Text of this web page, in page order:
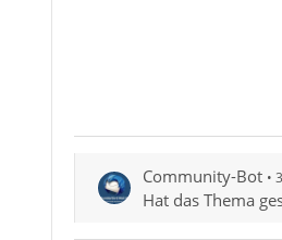
Community-Bot
Hat das Thema